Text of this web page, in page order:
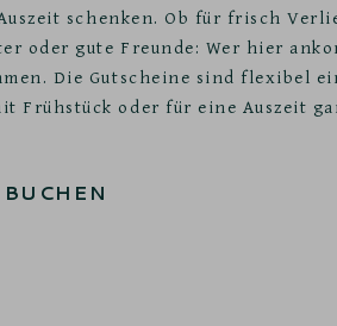
schenken. Ob für frisch
oder gute Freunde: Wer hier
Die Gutscheine sind flexibel
Frühstück oder für eine Auszeit